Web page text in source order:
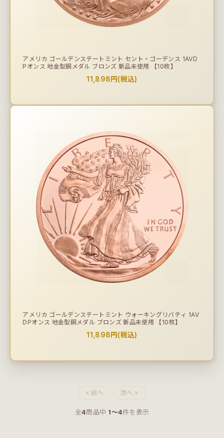
アメリカ ゴールデンステートミント セント・ゴーデンス 1AVD
Pオンス 地金型銅メダル ブロンズ 新品未使用 【10枚】
11,898円(税込)
アメリカ ゴールデンステートミント ウォーキングリバティ 1AV
DPオンス 地金型銅メダル ブロンズ 新品未使用 【10枚】
11,898円(税込)
« 前へ 次へ »
全4商品中 1〜4件を表示